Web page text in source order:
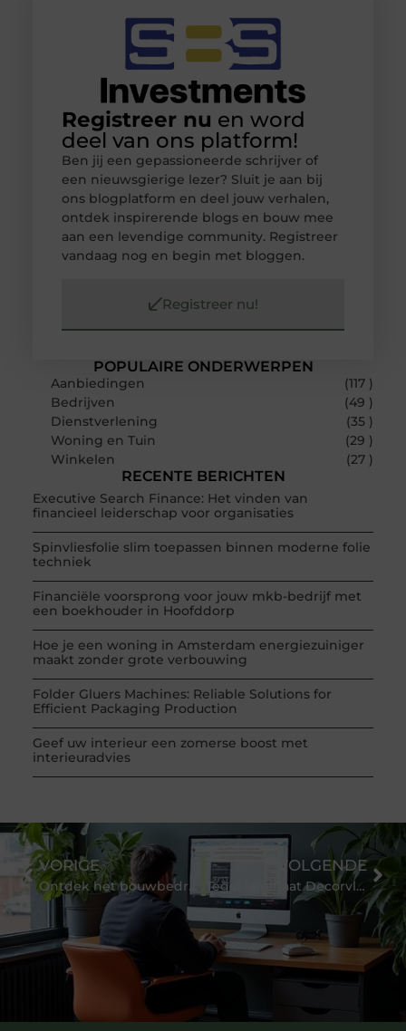
POPULAIRE ONDERWERPEN
Aanbiedingen
(117 )
Bedrijven
(49 )
Dienstverlening
(35 )
Woning en Tuin
(29 )
Winkelen
(27 )
RECENTE BERICHTEN
Executive Search Finance: Het vinden van
financieel leiderschap voor organisaties
Spinvliesfolie slim toepassen binnen moderne folie
techniek
Financiële voorsprong voor jouw mkb-bedrijf met
een boekhouder in Hoofddorp
Hoe je een woning in Amsterdam energiezuiniger
maakt zonder grote verbouwing
Folder Gluers Machines: Reliable Solutions for
Efficient Packaging Production
Geef uw interieur een zomerse boost met
interieuradvies
Registreer nu en word
deel van ons platform!
Ben jij een gepassioneerde schrijver of
een nieuwsgierige lezer? Sluit je aan bij
ons blogplatform en deel jouw verhalen,
ontdek inspirerende blogs en bouw mee
aan een levendige community. Registreer
vandaag nog en begin met bloggen.
Registreer nu!
VORIGE
Ontdek het bouwbedrijf uit de regio Zaltbommel
VOLGENDE
Tegel laminaat Decorvloer samenstellen in verschillende kleuren